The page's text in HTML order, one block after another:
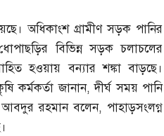
অধিকাংশ গ্রামীণ সড়ক পানির
বিভিন্ন সড়ক চলাচলের
হওয়ায় বন্যার শঙ্কা বাড়ছে।
কর্মকর্তা জানান,দীর্ঘ সময় পানি
আবদুর রহমান বলেন, পাহাড়সংলগ্ন